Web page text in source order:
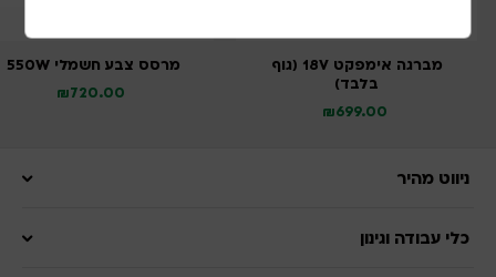
מברגה אימפקט 18V (גוף
בלבד)
699.00
₪
מרסס צבע חשמלי 550W
720.00
₪
ניווט מהיר
כלי עבודה וגינון